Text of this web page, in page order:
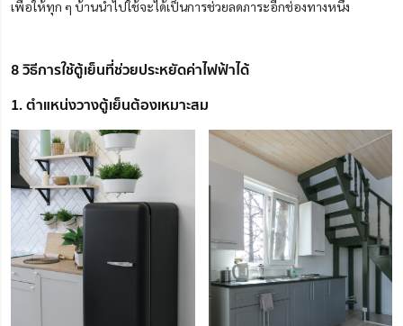
เพื่อให้ทุก ๆ บ้านนำไปใช้จะได้เป็นการช่วยลดภาระอีกช่องทางหนึ่ง
8 วิธีการใช้ตู้เย็นที่ช่วยประหยัดค่าไฟฟ้าได้
1. ตำแหน่งวางตู้เย็นต้องเหมาะสม